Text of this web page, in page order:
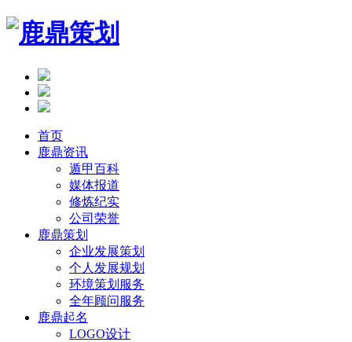
首页
鹿鼎资讯
遁甲百科
媒体报道
修炼纪实
公司荣誉
鹿鼎策划
企业发展策划
个人发展规划
环境策划服务
全年顾问服务
鹿鼎起名
LOGO设计